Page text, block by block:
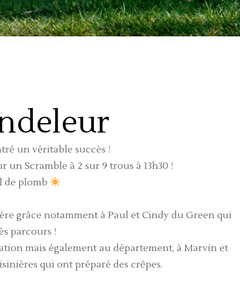
un véritable succès !
Scramble à 2 sur 9 trous à 13h30 !
de plomb
grâce notamment à Paul et Cindy du Green qui
parcours !
mais également au département, à Marvin et
qui ont préparé des crêpes.